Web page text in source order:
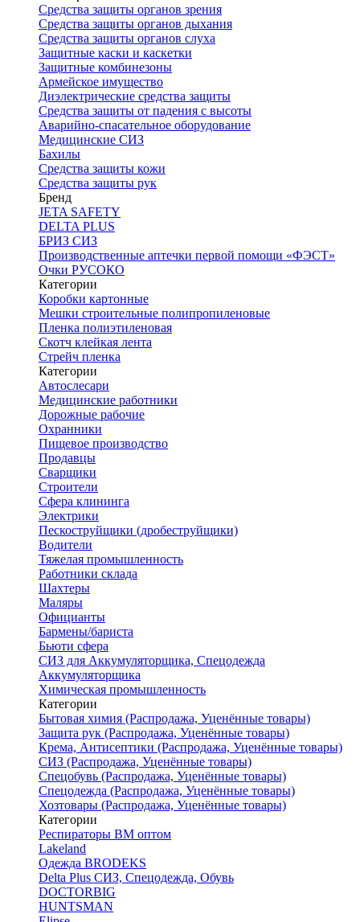
Средства защиты органов зрения
Средства защиты органов дыхания
Средства защиты органов слуха
Защитные каски и каскетки
Защитные комбинезоны
Армейское имущество
Диэлектрические средства защиты
Средства защиты от падения с высоты
Аварийно-спасательное оборудование
Медицинские СИЗ
Бахилы
Средства защиты кожи
Средства защиты рук
Бренд
JETA SAFETY
DELTA PLUS
БРИЗ СИЗ
Производственные аптечки первой помощи «ФЭСТ»
Очки РУСОКО
Категории
Коробки картонные
Мешки строительные полипропиленовые
Пленка полиэтиленовая
Скотч клейкая лента
Стрейч пленка
Категории
Автослесари
Медицинские работники
Дорожные рабочие
Охранники
Пищевое производство
Продавцы
Сварщики
Строители
Сфера клининга
Электрики
Пескоструйщики (дробеструйщики)
Водители
Тяжелая промышленность
Работники склада
Шахтеры
Маляры
Официанты
Бармены/бариста
Бьюти сфера
СИЗ для Аккумуляторщика, Спецодежда
Аккумуляторщика
Химическая промышленность
Категории
Бытовая химия (Распродажа, Уценённые товары)
Защита рук (Распродажа, Уценённые товары)
Крема, Антисептики (Распродажа, Уценённые товары)
СИЗ (Распродажа, Уценённые товары)
Спецобувь (Распродажа, Уценённые товары)
Спецодежда (Распродажа, Уценённые товары)
Хозтовары (Распродажа, Уценённые товары)
Категории
Респираторы ВМ оптом
Lakeland
Одежда BRODEKS
Delta Plus СИЗ, Спецодежда, Обувь
DOCTORBIG
HUNTSMAN